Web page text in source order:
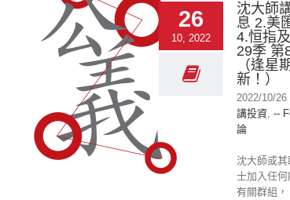
26
10, 2022
沈大師
息 2.美
4.恒指
29季
（逢星
新！）
2022/10/26
講投資, --
論
沈大師或
士加入任何
有關群組